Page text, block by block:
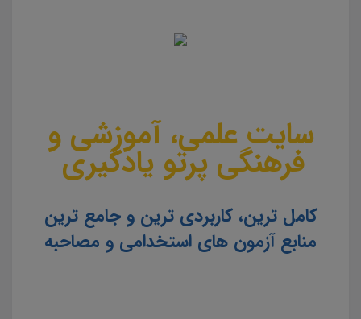
سایت علمی، آموزشی و
فرهنگی پرتو یادگیری
کامل ترین، کاربردی ترین و جامع ترین
منابع آزمون های استخدامی و مصاحبه